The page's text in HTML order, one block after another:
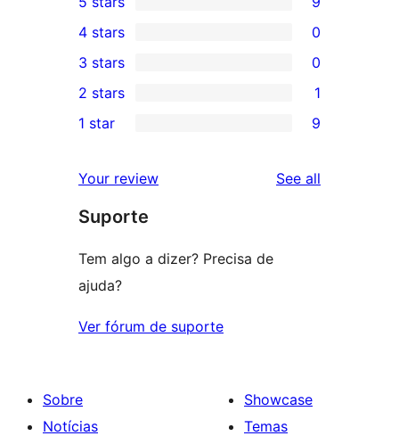
9
5-
star
reviews
4-
star
reviews
4 stars 0
0
3-
star
3 stars 0
2-
review
2 stars 1
star
reviews
1 star 9
Your review See all
Suporte
Tem algo a dizer? Precisa de
ajuda?
Ver fórum de suporte
Sobre
Notícias
Showcase
Temas